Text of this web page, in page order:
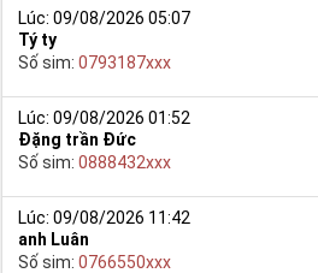
Lúc: 09/08/2026 05:07
Tý ty
Số sim: 0793187xxx
Lúc: 09/08/2026 01:52
Đặng trần Đức
Số sim: 0888432xxx
Lúc: 09/08/2026 11:42
anh Luân
Số sim: 0766550xxx